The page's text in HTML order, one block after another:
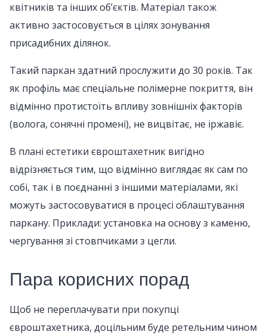
квітників та інших об’єктів. Матеріал також
активно застосовується в цілях зонування
присадибних ділянок.
Такий паркан здатний прослужити до 30 років. Так
як профіль має спеціальне полімерне покриття, він
відмінно протистоїть впливу зовнішніх факторів
(волога, сонячні промені), не вицвітає, не іржавіє.
В плані естетики євроштахетник вигідно
відрізняється тим, що відмінно виглядає як сам по
собі, так і в поєднанні з іншими матеріалами, які
можуть застосовуватися в процесі облаштування
паркану. Приклади: установка на основу з каменю,
чергування зі стовпчиками з цегли.
Пара корисних порад
Щоб не переплачувати при покупці
євроштахетника, доцільним буде ретельним чином